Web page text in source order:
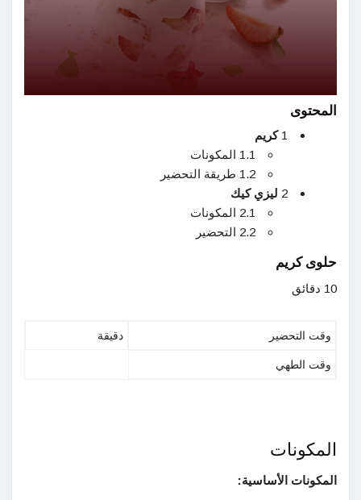
المحتوى
1 كريم
1.1 المكونات
1.2 طريقة التحضير
2 ليزي كيك
2.1 المكونات
2.2 التحضير
حلوى كريم
10 دقائق
وقت التحضير دقيقة
وقت الطهي
المكونات
المكونات الأساسية: